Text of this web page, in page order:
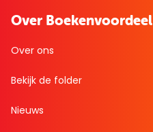
Over Boekenvoordeel
Over ons
Bekijk de folder
Nieuws